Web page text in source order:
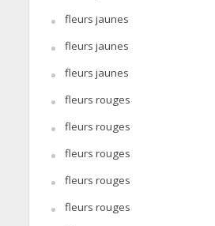
fleurs jaunes
fleurs jaunes
fleurs jaunes
fleurs rouges
fleurs rouges
fleurs rouges
fleurs rouges
fleurs rouges